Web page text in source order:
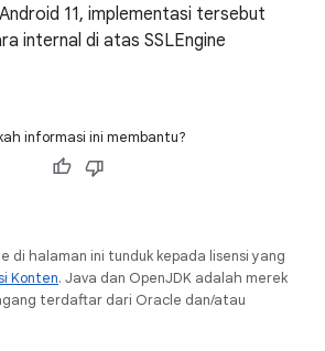
11, implementasi tersebut
internal di atas SSLEngine
informasi ini membantu?
di halaman ini tunduk kepada lisensi yang
Konten. Java dan OpenJDK adalah merek
terdaftar dari Oracle dan/atau